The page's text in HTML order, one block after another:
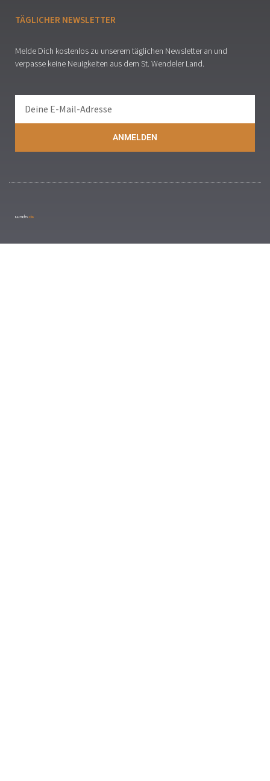
TÄGLICHER NEWSLETTER
Melde Dich kostenlos zu unserem täglichen Newsletter an und
verpasse keine Neuigkeiten aus dem St. Wendeler Land.
ANMELDEN